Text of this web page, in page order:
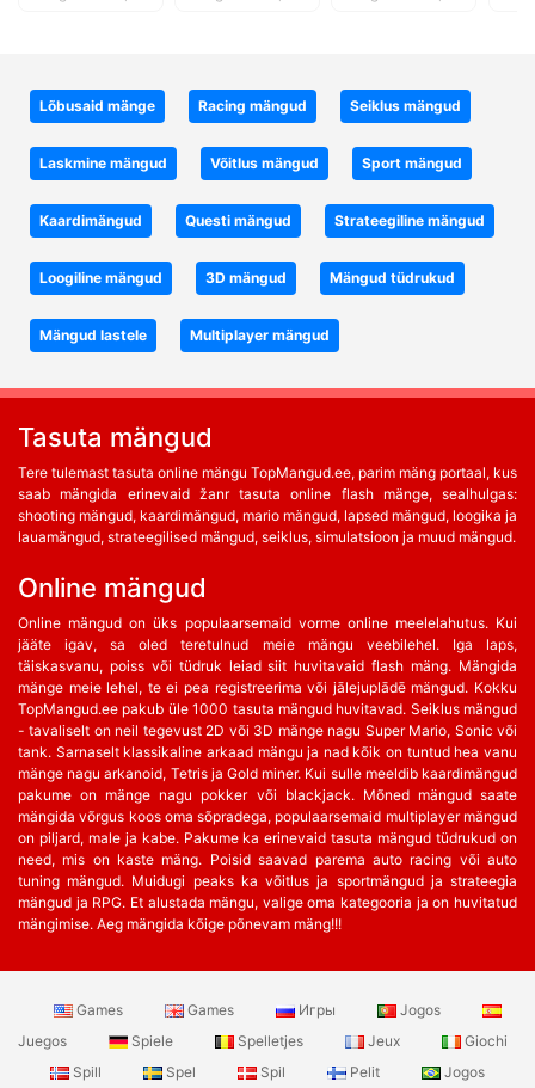
Lõbusaid mänge Racing mängud Seiklus mängud
Laskmine mängud Võitlus mängud Sport mängud
Kaardimängud Questi mängud Strateegiline mängud
Loogiline mängud 3D mängud Mängud tüdrukud
Mängud lastele Multiplayer mängud
Tasuta mängud
Tere tulemast tasuta online mängu TopMangud.ee, parim mäng portaal, kus
saab mängida erinevaid žanr tasuta online flash mänge, sealhulgas:
shooting mängud, kaardimängud, mario mängud, lapsed mängud, loogika ja
lauamängud, strateegilised mängud, seiklus, simulatsioon ja muud mängud.
Online mängud
Online mängud on üks populaarsemaid vorme online meelelahutus. Kui
jääte igav, sa oled teretulnud meie mängu veebilehel. Iga laps,
täiskasvanu, poiss või tüdruk leiad siit huvitavaid flash mäng. Mängida
mänge meie lehel, te ei pea registreerima või jālejuplādē mängud. Kokku
TopMangud.ee pakub üle 1000 tasuta mängud huvitavad. Seiklus mängud
- tavaliselt on neil tegevust 2D või 3D mänge nagu Super Mario, Sonic või
tank. Sarnaselt klassikaline arkaad mängu ja nad kõik on tuntud hea vanu
mänge nagu arkanoid, Tetris ja Gold miner. Kui sulle meeldib kaardimängud
pakume on mänge nagu pokker või blackjack. Mõned mängud saate
mängida võrgus koos oma sõpradega, populaarsemaid multiplayer mängud
on piljard, male ja kabe. Pakume ka erinevaid tasuta mängud tüdrukud on
need, mis on kaste mäng. Poisid saavad parema auto racing või auto
tuning mängud. Muidugi peaks ka võitlus ja sportmängud ja strateegia
mängud ja RPG. Et alustada mängu, valige oma kategooria ja on huvitatud
mängimise. Aeg mängida kõige põnevam mäng!!!
Games Games Игры
Jogos
Juegos
Spiele Spelletjes Jeux
Giochi
Spill
Spel Spil Pelit
Jogos